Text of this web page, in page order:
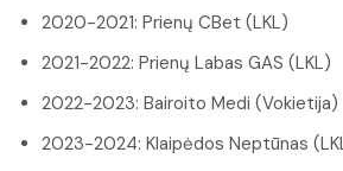
2020-2021: Prienų CBet (LKL)
2021-2022: Prienų Labas GAS (LKL)
2022-2023: Bairoito Medi (Vokietija)
2023-2024: Klaipėdos Neptūnas